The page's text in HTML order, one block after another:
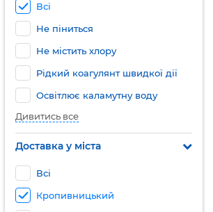
Всі
Не піниться
Не містить хлору
Рідкий коагулянт швидкої дії
Освітлює каламутну воду
Дивитись все
Доставка у міста
Всі
Кропивницький